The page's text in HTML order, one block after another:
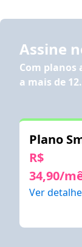
Assine
Com planos
a mais de
Plano
R$
34,90/
Ver